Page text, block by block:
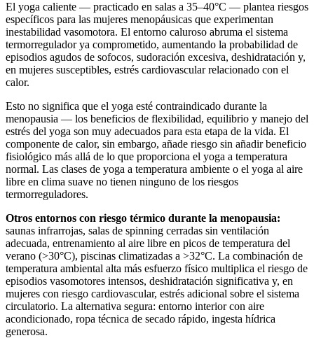
El yoga caliente — practicado en salas a 35–40°C — plantea riesgos
específicos para las mujeres menopáusicas que experimentan
inestabilidad vasomotora. El entorno caluroso abruma el sistema
termorregulador ya comprometido, aumentando la probabilidad de
episodios agudos de sofocos, sudoración excesiva, deshidratación y,
en mujeres susceptibles, estrés cardiovascular relacionado con el
calor.
Esto no significa que el yoga esté contraindicado durante la
menopausia — los beneficios de flexibilidad, equilibrio y manejo del
estrés del yoga son muy adecuados para esta etapa de la vida. El
componente de calor, sin embargo, añade riesgo sin añadir beneficio
fisiológico más allá de lo que proporciona el yoga a temperatura
normal. Las clases de yoga a temperatura ambiente o el yoga al aire
libre en clima suave no tienen ninguno de los riesgos
termorreguladores.
Otros entornos con riesgo térmico durante la menopausia:
saunas infrarrojas, salas de spinning cerradas sin ventilación
adecuada, entrenamiento al aire libre en picos de temperatura del
verano (>30°C), piscinas climatizadas a >32°C. La combinación de
temperatura ambiental alta más esfuerzo físico multiplica el riesgo de
episodios vasomotores intensos, deshidratación significativa y, en
mujeres con riesgo cardiovascular, estrés adicional sobre el sistema
circulatorio. La alternativa segura: entorno interior con aire
acondicionado, ropa técnica de secado rápido, ingesta hídrica
generosa.